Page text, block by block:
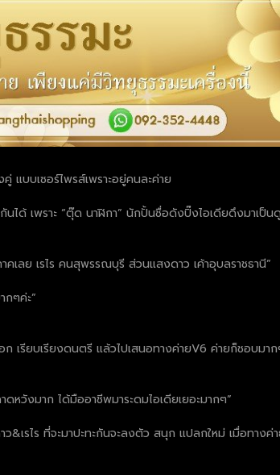
แบบเซอร์ไพรส์เพราะอยู่คนละค่าย
ได้ เพราะ “ตุ๊ด นาฬิกา” นักปั้นชื่อดังปิ๊งไอเดียดึงมาเป็น
เลย เรไร คนสุพรรณบุรี ส่วนแสงดาว เค้าอุบลราชธานี”
ๆค่ะ”
เรียบเรียงดนตรี แล้วไปเสนอทางค่ายV6 ค่ายก็ชอบมา
วังมาก ได้มืออาชีพมาระดมไอเดียเยอะมากๆ”
เรไร ที่จะมาปะทะกันจะลงตัว สนุก แปลกใหม่ เมื่อทางค่